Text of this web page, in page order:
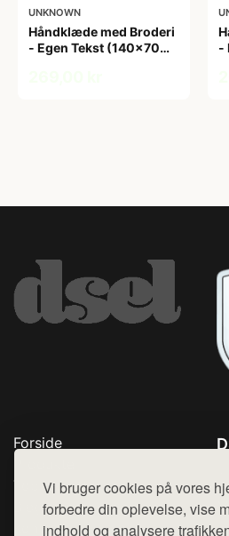
Vi bruger cookies på vores
forbedre din oplevelse, vise
indhold og analysere
UNKNOWN
Håndklæde med Broderi
- Egen Tekst (140x70
-
Forside
Top Rabatter
Blog
Kontakt